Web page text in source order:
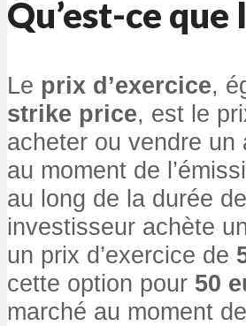
Qu’est-ce que
Le prix d’exercice,
strike price, est le
acheter ou vendre
au moment de
au long de la durée
investisseur achète
un prix d’exercice de
cette option pour 50
marché au moment